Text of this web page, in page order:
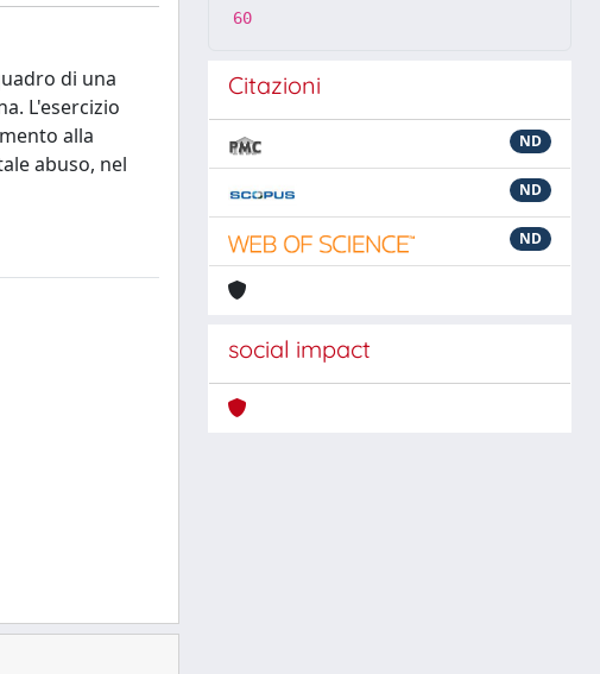
di una
L'esercizio
alla
abuso, nel
60
Citazioni
ND
ND
ND
social impact